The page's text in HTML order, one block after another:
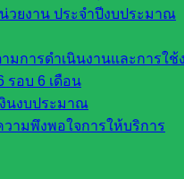
วยงาน ประจำปีงบประมาณ
มการดำเนินงานและการใช้
รอบ 6 เดือน
งินงบประมาณ
ามพึงพอใจการให้บริการ